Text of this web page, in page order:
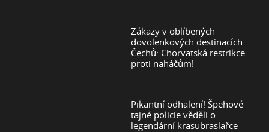
Zákazy v oblíbených
dovolenkových destinacích
Čechů: Chorvatská restrikce
proti naháčům!
Pikantní odhalení! Špehové
tajné policie věděli o
legendární krasubraslařce